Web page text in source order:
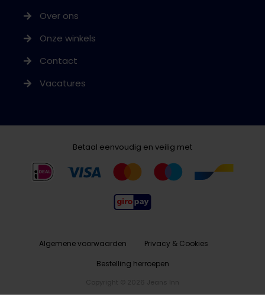
Over ons
Onze winkels
Contact
Vacatures
Betaal eenvoudig en veilig met
Algemene voorwaarden
Privacy & Cookies
Bestelling herroepen